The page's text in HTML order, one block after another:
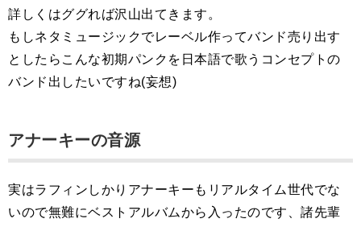
詳しくはググれば沢山出てきます。
もしネタミュージックでレーベル作ってバンド売り出す
としたらこんな初期パンクを日本語で歌うコンセプトの
バンド出したいですね(妄想)
アナーキーの音源
実はラフィンしかりアナーキーもリアルタイム世代でな
いので無難にベストアルバムから入ったのです、諸先輩